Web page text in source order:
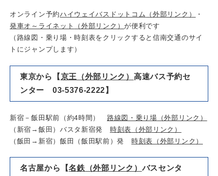
オンライン予約ハイウェイバスドットコム （外部リンク）
・
発車オ～ライネット
（外部リンク）が便利です
（路線図・乗り場・時刻表をクリックすると信南交通のサイ
トにジャンプします）
東京から【京王 （外部リンク） 高速バス予約セ
ンター 03-5376-2222】
新宿－飯田駅前（約4時間） 路線図・乗り場 （外部リンク）
（新宿→飯田）バスタ新宿発 時刻表
（外部リンク）
（飯田→新宿）飯田（飯田駅前）発 時刻表 （外部リンク）
名古屋から【名鉄 （外部リンク）バスセンタ